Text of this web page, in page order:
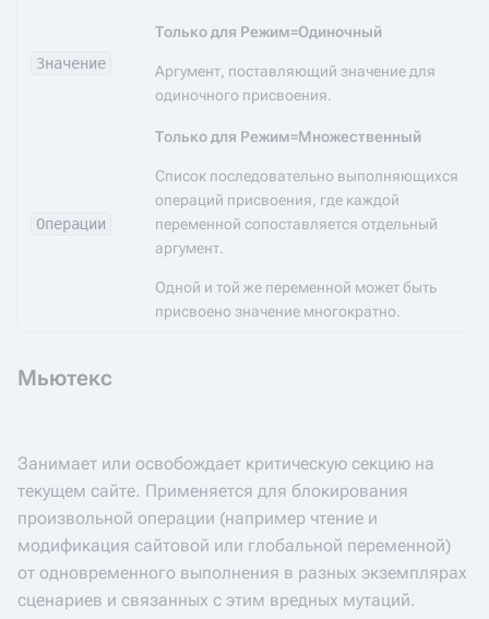
Значение
Только для Режим=Одиночный
Аргумент, поставляющий значение для
одиночного присвоения.
Операции
Только для Режим=Множественный
Список последовательно выполняющихся
операций присвоения, где каждой
переменной сопоставляется отдельный
аргумент.
Одной и той же переменной может быть
присвоено значение многократно.
Мьютекс
Занимает или освобождает критическую секцию на
текущем сайте. Применяется для блокирования
произвольной операции (например чтение и
модификация сайтовой или глобальной переменной)
от одновременного выполнения в разных экземплярах
сценариев и связанных с этим вредных мутаций.